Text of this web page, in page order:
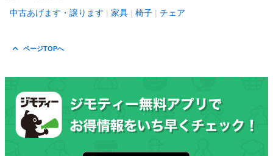
中古あげます・譲ります 家具 椅子 チェア
ページTOPへ